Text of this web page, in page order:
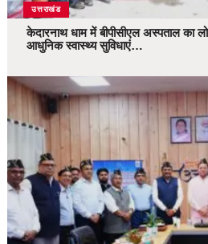
उत्तराखंड
केदारनाथ धाम में बीपीसीएल अस्पताल का
आधुनिक स्वास्थ्य सुविधाएं…